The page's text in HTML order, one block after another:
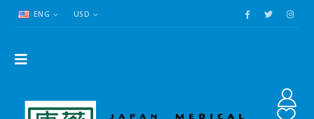
ENG USD